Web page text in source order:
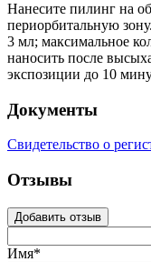
Нанесите пилинг на
периорбитальную
3 мл; максимальное
наносить после
экспозиции до 10
Документы
Свидетельство о
Отзывы
Добавить отзыв
Имя*